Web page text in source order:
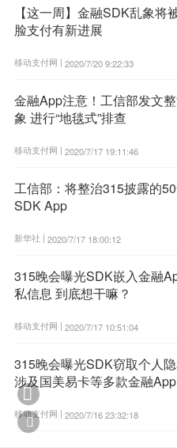
【这一周】金融SDK乱象将
脸支付有新进展
移动支付网 | 2020/7/20 9:22:33
金融App注意！工信部发文
象 进行“地毯式”排查
移动支付网 | 2020/7/17 19:11:46
工信部：将整治315披露的
SDK App
新华社 | 2020/7/17 18:00:12
315晚会曝光SDK嵌入金融
私信息 到底想干嘛？
移动支付网 | 2020/7/17 10:51:04
315晚会曝光SDK窃取个人隐
涉及国美易卡等多款金融App
移动支付网 | 2020/7/16 23:32:18

